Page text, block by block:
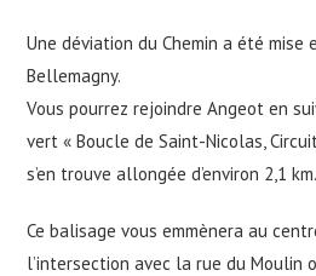
Une déviation du Chemin a été mise
Bellemagny.
Vous pourrez rejoindre Angeot en
vert « Boucle de Saint-Nicolas,
s’en trouve allongée d’environ 2,1 km.
Ce balisage vous emmènera au
l’intersection avec la rue du Moulin